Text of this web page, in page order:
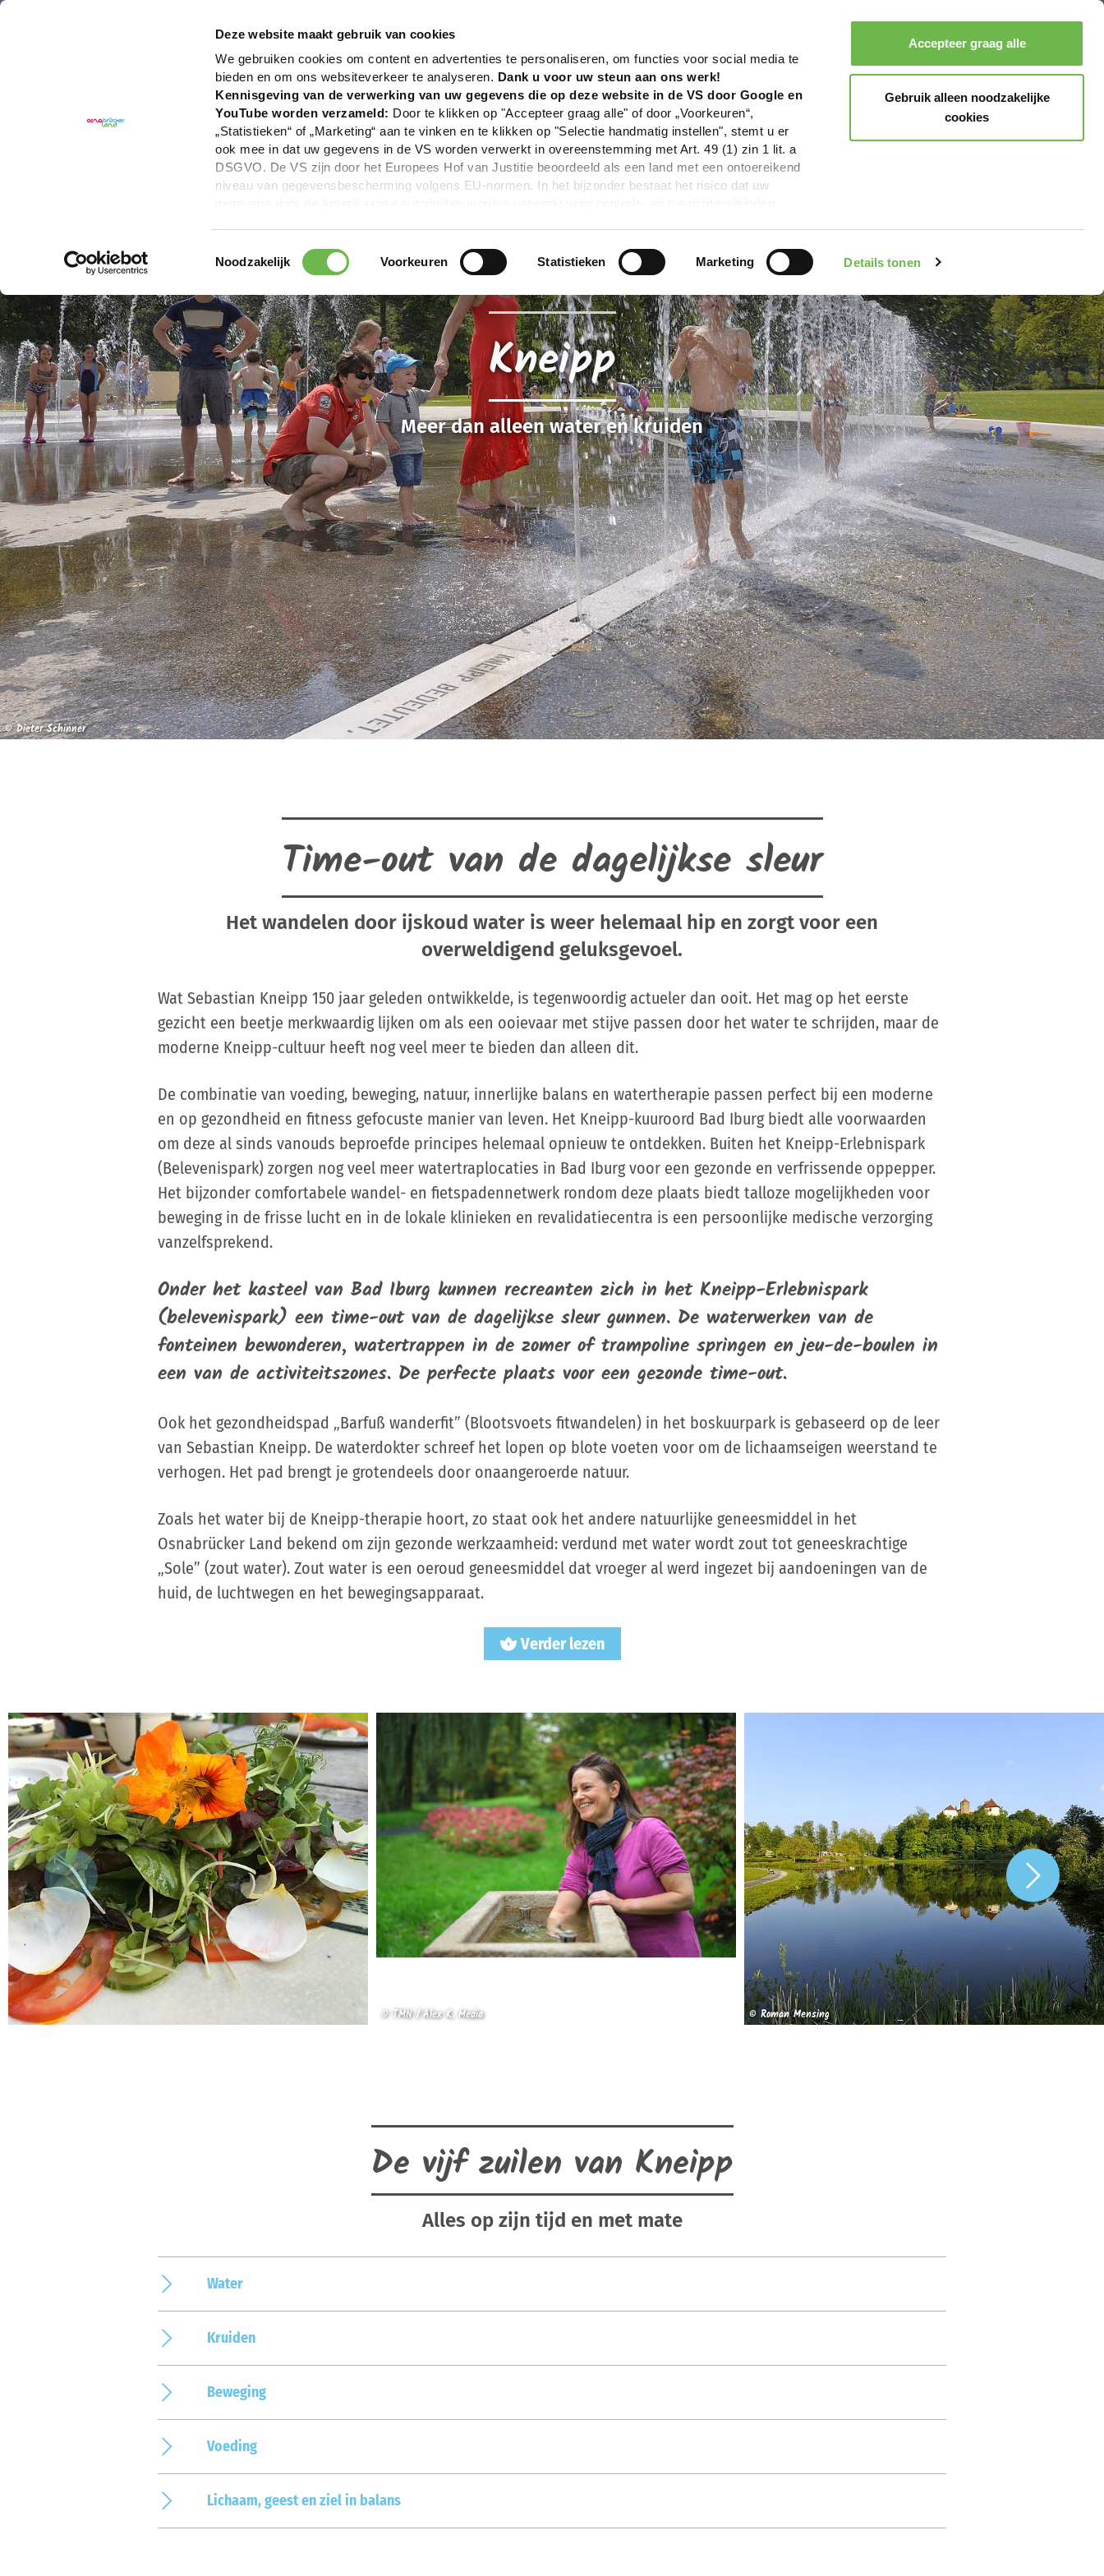
Deze website maakt gebruik van cookies
We gebruiken cookies om content en advertenties te personaliseren, om functies voor social media te
bieden en om ons websiteverkeer te analyseren. Dank u voor uw steun aan ons werk!
Kennisgeving van de verwerking van uw gegevens die op deze website in de VS door Google en
YouTube worden verzameld: Door te klikken op "Accepteer graag alle" of door „Voorkeuren“,
„Statistieken“ of „Marketing“ aan te vinken en te klikken op "Selectie handmatig instellen", stemt u er
ook mee in dat uw gegevens in de VS worden verwerkt in overeenstemming met Art. 49 (1) zin 1 lit. a
DSGVO. De VS zijn door het Europees Hof van Justitie beoordeeld als een land met een ontoereikend
niveau van gegevensbescherming volgens EU-normen. In het bijzonder bestaat het risico dat uw
overdracht niet plaatsvinden. Voor meer informatie, zie onze privacyverklaring.
We geven u hier graag meer gedetailleerde informatie:
|Impressum
Toestemmingsselectie
Noodzakelijk Voorkeuren Statistieken Marketing Details tonen
Accepteer graag alle
Gebruik alleen noodzakelijke
cookies
DE Boeken Menu
Kneipp
Meer dan alleen water en kruiden
© Dieter Schinner
Time-out van de dagelijkse sleur
Het wandelen door ijskoud water is weer helemaal hip en zorgt voor een
overweldigend geluksgevoel.
Wat Sebastian Kneipp 150 jaar geleden ontwikkelde, is tegenwoordig actueler dan ooit. Het mag op het eerste
gezicht een beetje merkwaardig lijken om als een ooievaar met stijve passen door het water te schrijden, maar de
moderne Kneipp-cultuur heeft nog veel meer te bieden dan alleen dit.
De combinatie van voeding, beweging, natuur, innerlijke balans en watertherapie passen perfect bij een moderne
en op gezondheid en fitness gefocuste manier van leven. Het Kneipp-kuuroord Bad Iburg biedt alle voorwaarden
om deze al sinds vanouds beproefde principes helemaal opnieuw te ontdekken. Buiten het Kneipp-Erlebnispark
(Belevenispark) zorgen nog veel meer watertraplocaties in Bad Iburg voor een gezonde en verfrissende oppepper.
Het bijzonder comfortabele wandel- en fietspadennetwerk rondom deze plaats biedt talloze mogelijkheden voor
beweging in de frisse lucht en in de lokale klinieken en revalidatiecentra is een persoonlijke medische verzorging
vanzelfsprekend.
Onder het kasteel van Bad Iburg kunnen recreanten zich in het Kneipp-Erlebnispark
(belevenispark) een time-out van de dagelijkse sleur gunnen. De waterwerken van de
fonteinen bewonderen, watertrappen in de zomer of trampoline springen en jeu-de-boulen in
een van de activiteitszones. De perfecte plaats voor een gezonde time-out.
Ook het gezondheidspad „Barfuß wanderfit” (Blootsvoets fitwandelen) in het boskuurpark is gebaseerd op de leer
van Sebastian Kneipp. De waterdokter schreef het lopen op blote voeten voor om de lichaamseigen weerstand te
verhogen. Het pad brengt je grotendeels door onaangeroerde natuur.
Zoals het water bij de Kneipp-therapie hoort, zo staat ook het andere natuurlijke geneesmiddel in het
Osnabrücker Land bekend om zijn gezonde werkzaamheid: verdund met water wordt zout tot geneeskrachtige
„Sole” (zout water). Zout water is een oeroud geneesmiddel dat vroeger al werd ingezet bij aandoeningen van de
huid, de luchtwegen en het bewegingsapparaat.
Verder lezen
© TMN / Alex K. Media © Roman Mensing
De vijf zuilen van Kneipp
Alles op zijn tijd en met mate
Water
Kruiden
Beweging
Voeding
Lichaam, geest en ziel in balans